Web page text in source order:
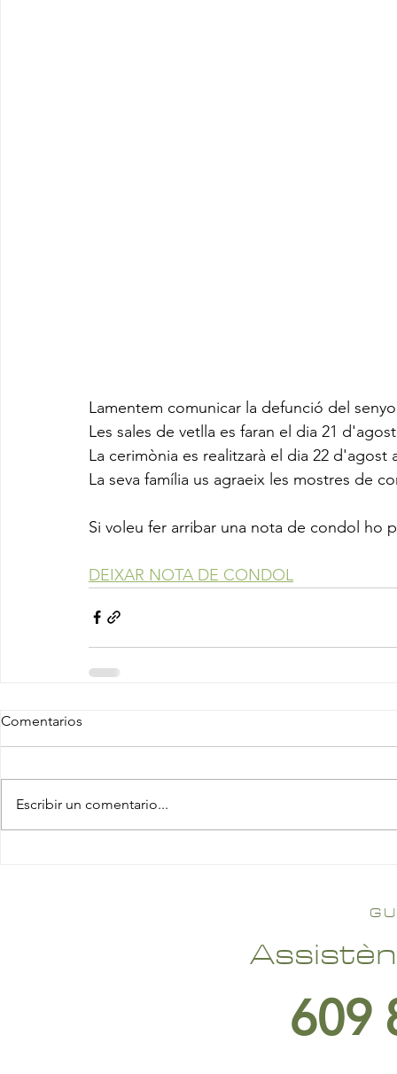
Lamentem comunicar la defunció del
Les sales de vetlla es faran el dia 21
La cerimònia es realitzarà el dia 22 d'agost
La seva família us agraeix les mostres de
Si voleu fer arribar una nota de condol ho
DEIXAR NOTA DE CONDOL
Comentarios
Escribir un comentario...
609